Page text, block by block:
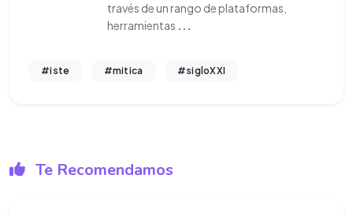
través de un rango de plataformas,
herramientas ...
#iste #mitica #sigloXXI
Te Recomendamos